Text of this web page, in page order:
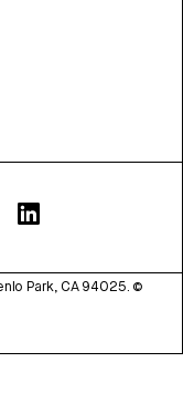
Park, CA 94025. ©